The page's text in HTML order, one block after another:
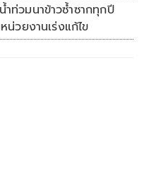
ท่วมนาข้าวซ้ำซากทุกปี
น่วยงานเร่งแก้ไข